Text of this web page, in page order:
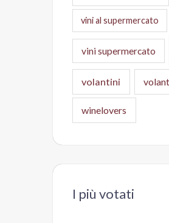
vini al supermercato
vini supermercato
volantini
winelovers
I più votati